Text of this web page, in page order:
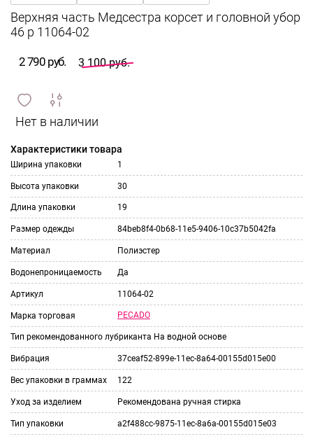
2 790 руб. 3 100 руб.
и
сравнить
ИЗБРАННОЕ
Характеристики товара
Ширина упаковки 1
Высота упаковки 30
Длина упаковки 19
Размер одежды 84beb8f4-0b68-11e5-9406-10c37b5042fa
Материал Полиэстер
Водонепроницаемость Да
Артикул 11064-02
Марка торговая PECADO
Тип рекомендованного лубриканта На водной основе
Вибрация 37ceaf52-899e-11ec-8a64-00155d015e00
Вес упаковки в граммах 122
Уход за изделием Рекомендована ручная стирка
Тип упаковки a2f488cc-9875-11ec-8a6a-00155d015e03